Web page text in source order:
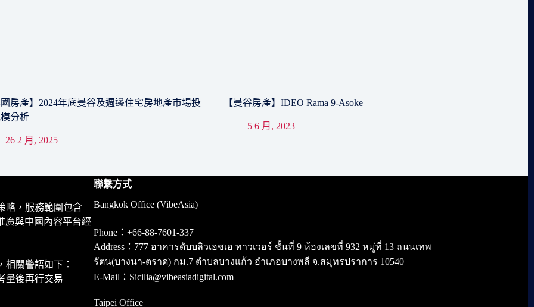
房產】2024年底曼谷及週邊住宅房地產市場投
分析
26 2 月, 2025
【曼谷房產】IDEO Rama 9-Asoke
5 6 月, 2023
略，服務範圍包含
廣與中國內容平台經
相關警語如下：
量後再行交易
聯繫方式
Bangkok Office (VibeAsia)
Phone：+66-88-7601-337
Address：777 อาคารดับบลิวเอชเอ ทาวเวอร์ ชั้นที่ 9 ห้องเลขที่ 932 หมู่ที่ 13 ถนนเทพ
รัตน(บางนา-ตราด) กม.7 ตำบลบางแก้ว อำเภอบางพลี จ.สมุทรปราการ 10540
E-Mail：Sicilia@vibeasiadigital.com
Taipei Office